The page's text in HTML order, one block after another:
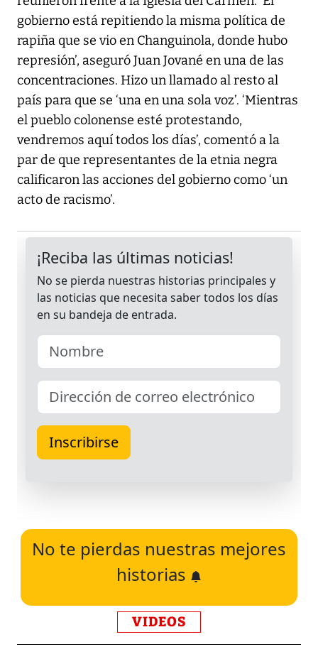
gobierno está repitiendo la misma política de
rapiña que se vio en Changuinola, donde hubo
represión’, aseguró Juan Jované en una de las
concentraciones. Hizo un llamado al resto al
país para que se ‘una en una sola voz’. ‘Mientras
el pueblo colonense esté protestando,
vendremos aquí todos los días’, comentó a la
par de que representantes de la etnia negra
calificaron las acciones del gobierno como ‘un
acto de racismo’.
No te pierdas nuestras mejores
historias
VIDEOS